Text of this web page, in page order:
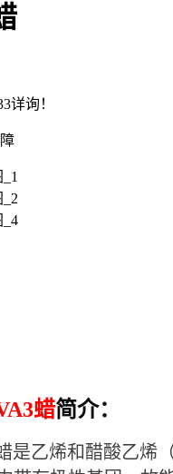
详询！
蜡简介：
是乙烯和醋酸乙烯（